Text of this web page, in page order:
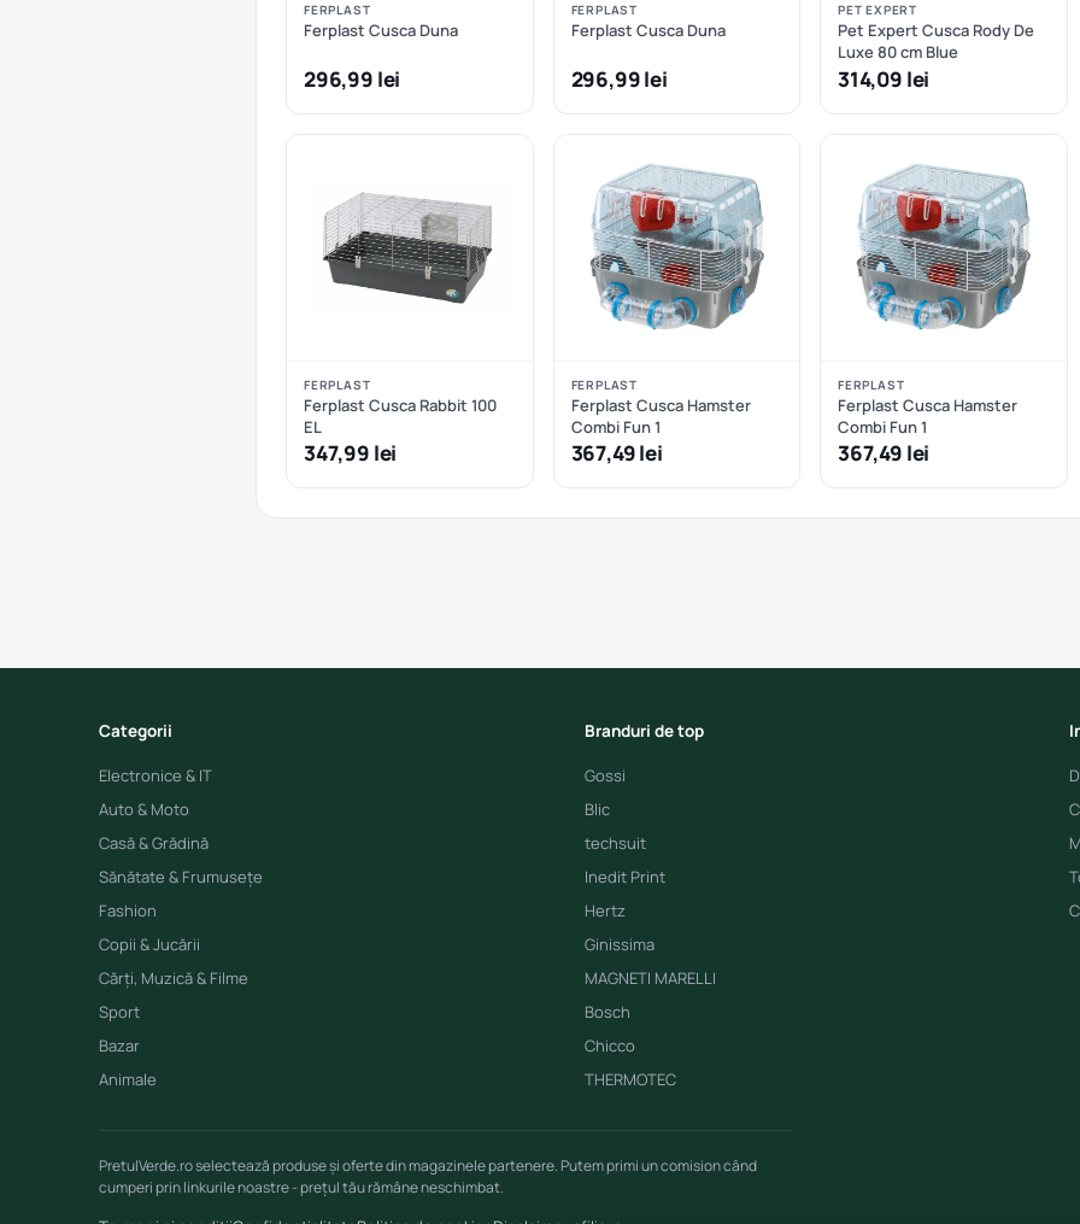
FERPLAST
Ferplast Cusca Duna
296,99 lei
FERPLAST
Ferplast Cusca Duna
296,99 lei
PET EXPERT
Pet Expert Cusca Rody De
Luxe 80 cm Blue
314,09 lei
FERPLAST
Ferplast Cusca Rabbit 100
EL
347,99 lei
FERPLAST
Ferplast Cusca Hamster
Combi Fun 1
367,49 lei
FERPLAST
Ferplast Cusca Hamster
Combi Fun 1
367,49 lei
Categorii
Electronice & IT
Auto & Moto
Casă & Grădină
Sănătate & Frumusețe
Fashion
Copii & Jucării
Cărți, Muzică & Filme
Sport
Bazar
Animale
Branduri de top
Gossi
Blic
techsuit
Inedit Print
Hertz
Ginissima
MAGNETI MARELLI
Bosch
Chicco
THERMOTEC
PretulVerde.ro selectează produse și oferte din magazinele partenere. Putem primi un comision când
cumperi prin linkurile noastre - prețul tău rămâne neschimbat.